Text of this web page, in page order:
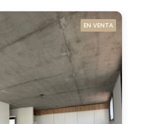
EN VENTA